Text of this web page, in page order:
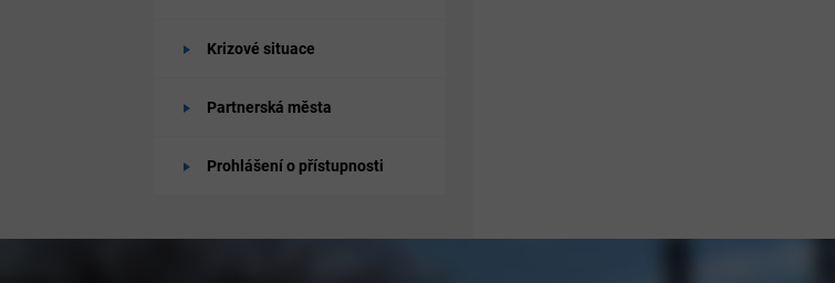
Krizové situace
Partnerská města
Prohlášení o přístupnosti